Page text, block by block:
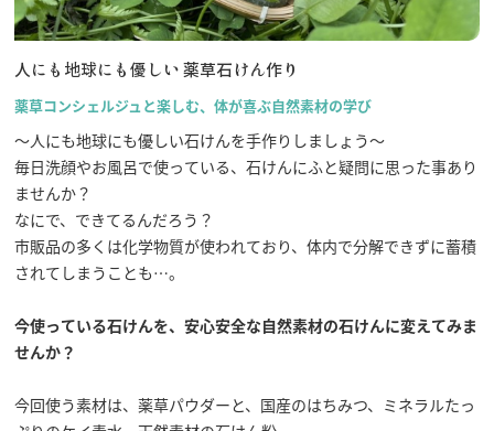
行きたいリスト
コラム
モデルコース
スポット
体験
イベント
グルメ・おみやげ
アクセス
飛騨市の６つの魅力
交通機関・道路情報
人にも地球にも優しい 薬草石けん作り
薬草コンシェルジュと楽しむ、体が喜ぶ自然素材の学び
〜人にも地球にも優しい石けんを手作りしましょう〜
毎日洗顔やお風呂で使っている、石けんにふと疑問に思った事あり
ませんか？
なにで、できてるんだろう？
市販品の多くは化学物質が使われており、体内で分解できずに蓄積
されてしまうことも…。
今使っている石けんを、安心安全な自然素材の石けんに変えてみま
せんか？
今回使う素材は、薬草パウダーと、国産のはちみつ、ミネラルたっ